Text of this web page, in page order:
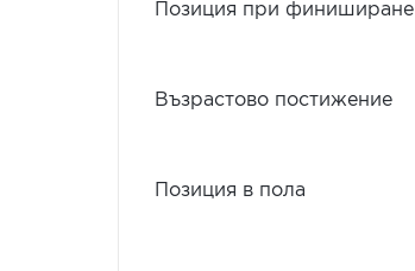
Позиция при финиширане
Възрастово постижение
Позиция в пола